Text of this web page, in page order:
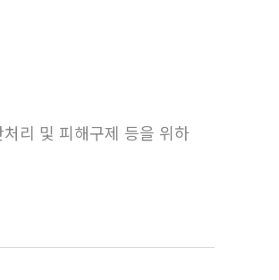
리 및 피해구제 등을 위하